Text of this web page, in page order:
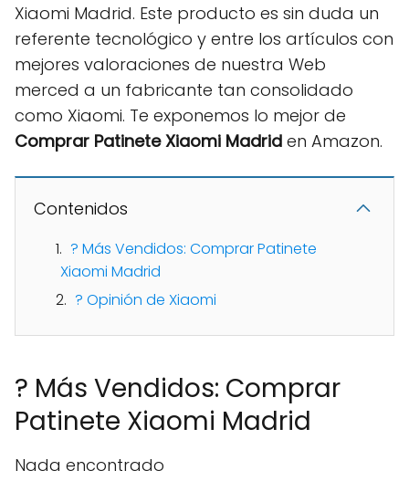
Xiaomi Madrid. Este producto es sin duda un
referente tecnológico y entre los artículos con
mejores valoraciones de nuestra Web
merced a un fabricante tan consolidado
como Xiaomi. Te exponemos lo mejor de
Comprar Patinete Xiaomi Madrid en Amazon.
Contenidos
? Más Vendidos: Comprar Patinete
Xiaomi Madrid
? Opinión de Xiaomi
? Más Vendidos: Comprar
Patinete Xiaomi Madrid
Nada encontrado